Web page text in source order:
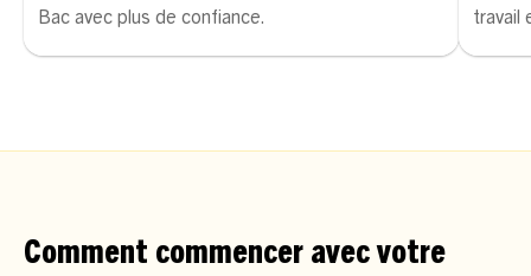
Bac avec plus de confiance.
travail
Comment commencer avec votre